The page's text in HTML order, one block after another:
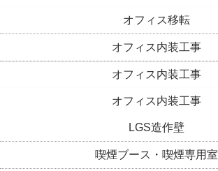
オフィス移転
オフィス内装工事
オフィス内装工事
オフィス内装工事
LGS造作壁
喫煙ブース・喫煙専用室